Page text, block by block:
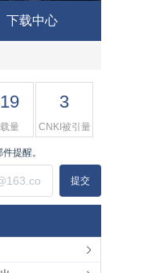
下载中心
量
3
CNKI被引量
提醒。
提交